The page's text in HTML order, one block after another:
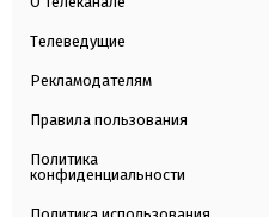
Телеведущие
Рекламодателям
Правила пользования
Политика
конфиденциальности
Политика использования